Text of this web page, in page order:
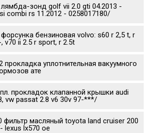
зонд golf vii 2.0 gti 04.2013 -
combi rs 11.2012 - 0258017180/
бензиновая volvo: s60 r 2,5 t, r
v70 ii 2.5 r sport, r 2.5t
прокладка уплотнительная вакуумного
ате
прокладок клапанной крышки audi
vw passat 2.8 v6 30v 97-***/
фильтр масляный toyota land cruiser 200
lexus lx570 oe